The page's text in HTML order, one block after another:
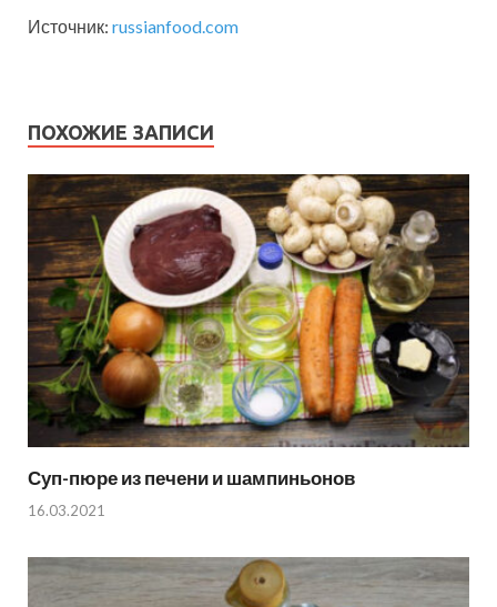
Источник: russianfood.com
ПОХОЖИЕ ЗАПИСИ
Суп-пюре из печени и шампиньонов
16.03.2021